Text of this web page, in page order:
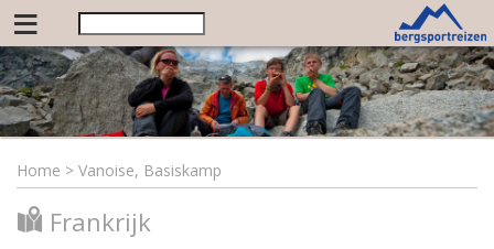
≡
Home > Vanoise, Basiskamp
Frankrijk